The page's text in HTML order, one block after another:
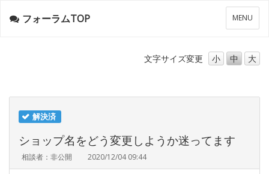
メ
ニ
ー
MENU
フォーラムTOP
文字サイズ変更 小 中 大
解決済
ショップ名をどう変更しようか迷ってます
相談者：非公開 2020/12/04 09:44